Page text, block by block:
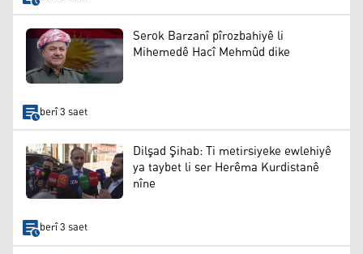
Serok Barzanî pîrozbahiyê li
Mihemedê Hacî Mehmûd dike
berî 3 saet
Dilşad Şihab: Ti metirsiyeke ewlehiyê
ya taybet li ser Herêma Kurdistanê
nîne
berî 3 saet